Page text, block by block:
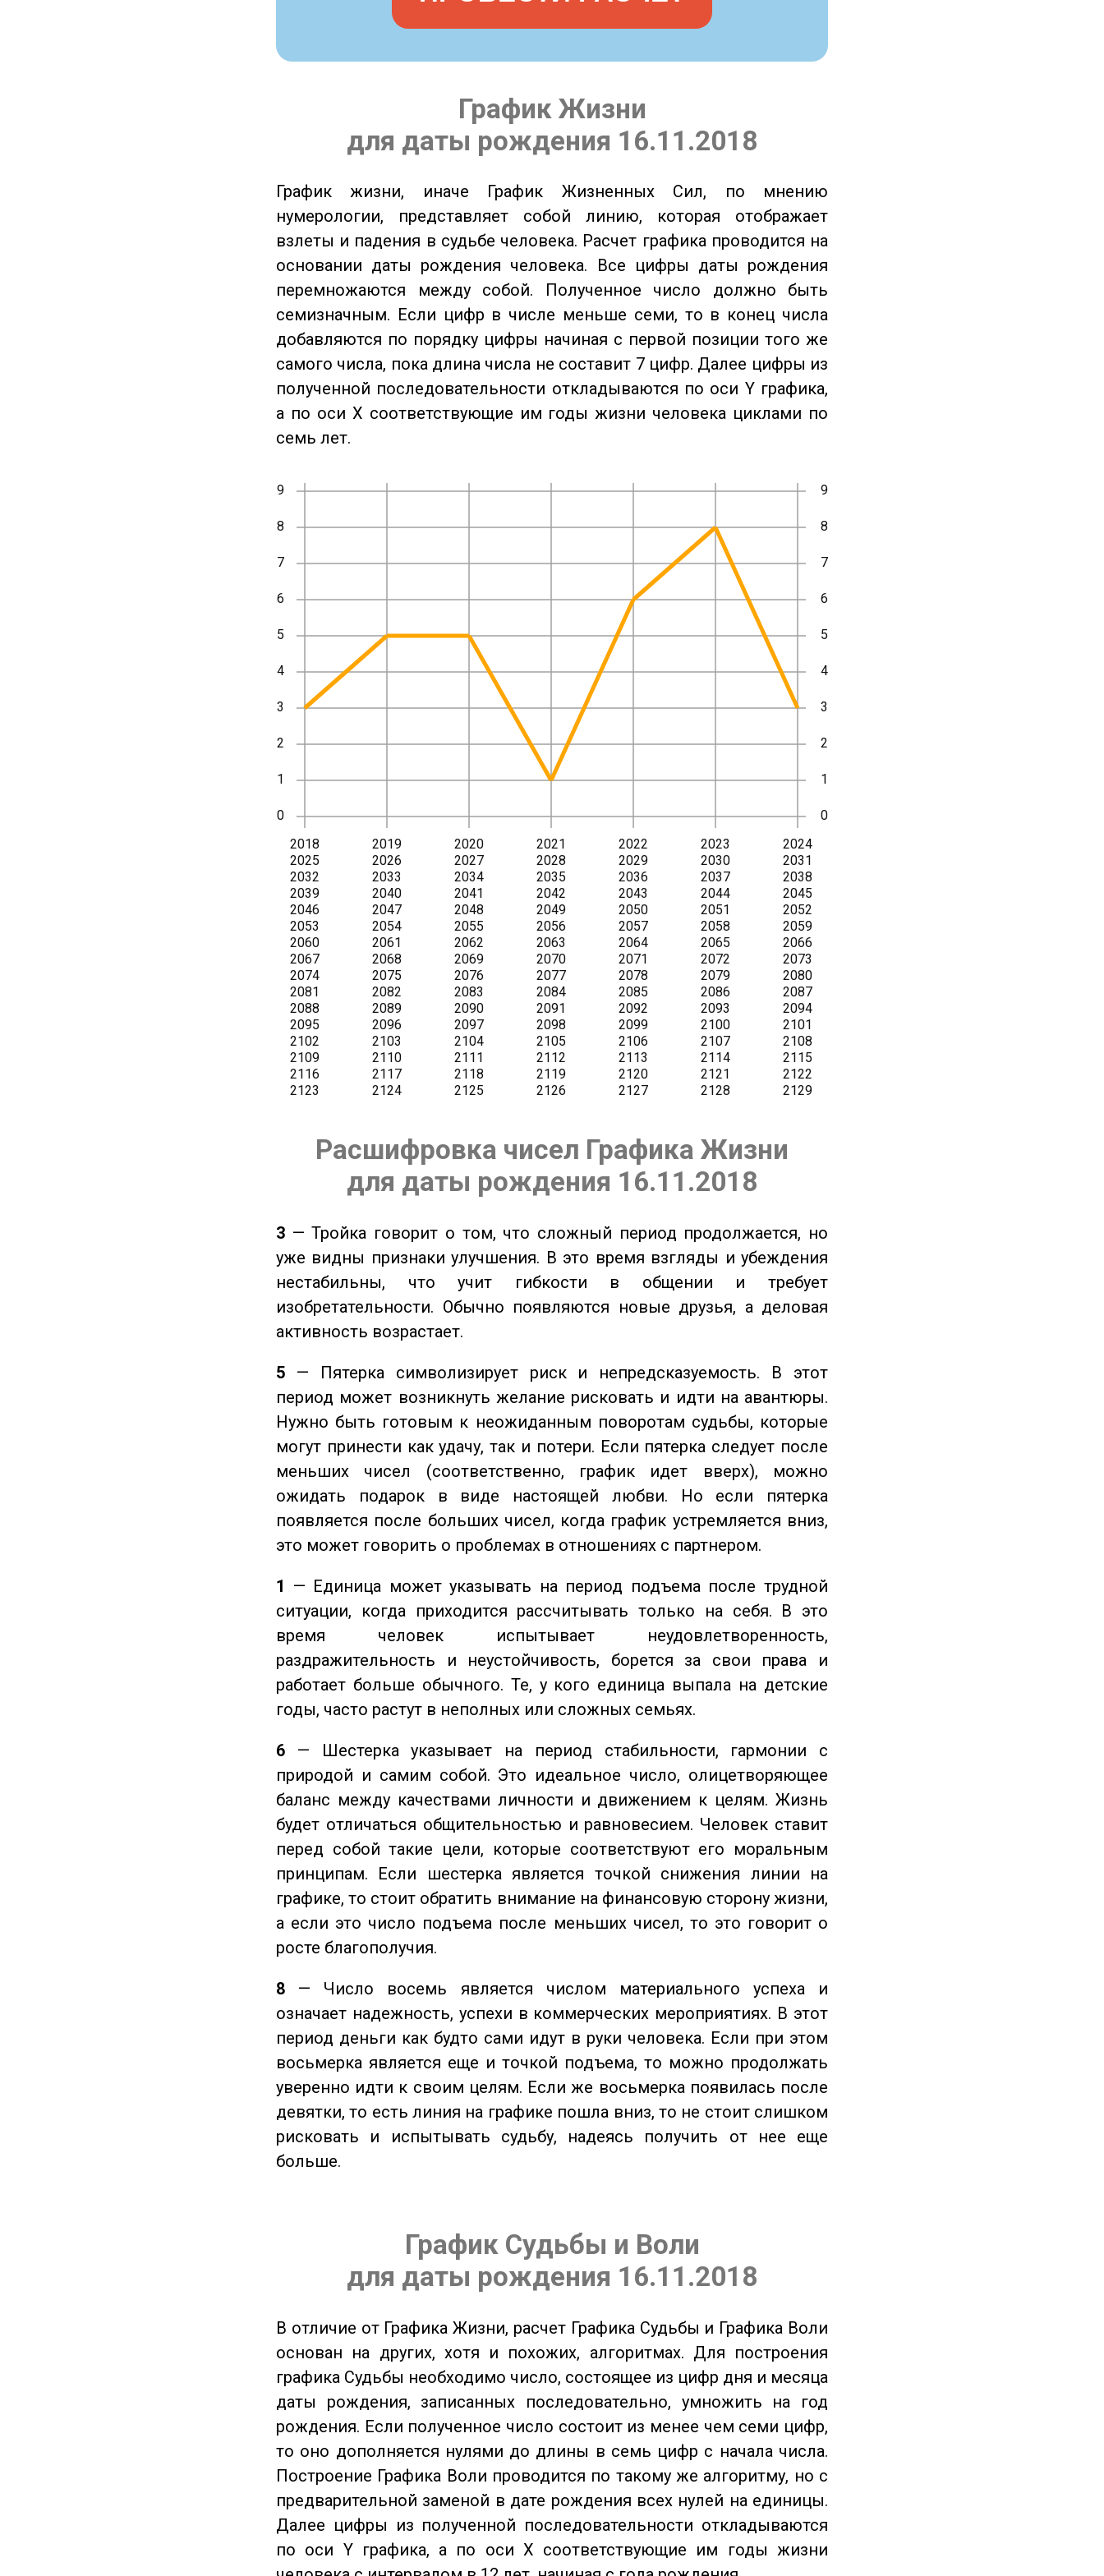
График Жизни
для даты рождения 16.11.2018
График жизни, иначе График Жизненных Сил, по мнению
нумерологии, представляет собой линию, которая отображает
взлеты и падения в судьбе человека. Расчет графика проводится на
основании даты рождения человека. Все цифры даты рождения
перемножаются между собой. Полученное число должно быть
семизначным. Если цифр в числе меньше семи, то в конец числа
добавляются по порядку цифры начиная с первой позиции того же
самого числа, пока длина числа не составит 7 цифр. Далее цифры из
полученной последовательности откладываются по оси Y графика,
а по оси X соответствующие им годы жизни человека циклами по
семь лет.
Расшифровка чисел Графика Жизни
для даты рождения 16.11.2018
3 — Тройка говорит о том, что сложный период продолжается, но
уже видны признаки улучшения. В это время взгляды и убеждения
нестабильны, что учит гибкости в общении и требует
изобретательности. Обычно появляются новые друзья, а деловая
активность возрастает.
5 — Пятерка символизирует риск и непредсказуемость. В этот
период может возникнуть желание рисковать и идти на авантюры.
Нужно быть готовым к неожиданным поворотам судьбы, которые
могут принести как удачу, так и потери. Если пятерка следует после
меньших чисел (соответственно, график идет вверх), можно
ожидать подарок в виде настоящей любви. Но если пятерка
появляется после больших чисел, когда график устремляется вниз,
это может говорить о проблемах в отношениях с партнером.
1 — Единица может указывать на период подъема после трудной
ситуации, когда приходится рассчитывать только на себя. В это
время человек испытывает неудовлетворенность,
раздражительность и неустойчивость, борется за свои права и
работает больше обычного. Те, у кого единица выпала на детские
годы, часто растут в неполных или сложных семьях.
6 — Шестерка указывает на период стабильности, гармонии с
природой и самим собой. Это идеальное число, олицетворяющее
баланс между качествами личности и движением к целям. Жизнь
будет отличаться общительностью и равновесием. Человек ставит
перед собой такие цели, которые соответствуют его моральным
принципам. Если шестерка является точкой снижения линии на
графике, то стоит обратить внимание на финансовую сторону жизни,
а если это число подъема после меньших чисел, то это говорит о
росте благополучия.
8 — Число восемь является числом материального успеха и
означает надежность, успехи в коммерческих мероприятиях. В этот
период деньги как будто сами идут в руки человека. Если при этом
восьмерка является еще и точкой подъема, то можно продолжать
уверенно идти к своим целям. Если же восьмерка появилась после
девятки, то есть линия на графике пошла вниз, то не стоит слишком
рисковать и испытывать судьбу, надеясь получить от нее еще
больше.
График Судьбы и Воли
для даты рождения 16.11.2018
В отличие от Графика Жизни, расчет Графика Судьбы и Графика Воли
основан на других, хотя и похожих, алгоритмах. Для построения
графика Судьбы необходимо число, состоящее из цифр дня и месяца
даты рождения, записанных последовательно, умножить на год
рождения. Если полученное число состоит из менее чем семи цифр,
то оно дополняется нулями до длины в семь цифр с начала числа.
Построение Графика Воли проводится по такому же алгоритму, но с
предварительной заменой в дате рождения всех нулей на единицы.
Далее цифры из полученной последовательности откладываются
по оси Y графика, а по оси X соответствующие им годы жизни